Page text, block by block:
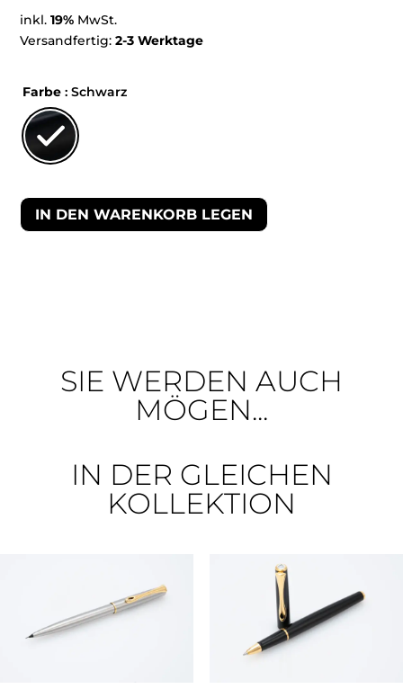
inkl.19% MwSt.
Versandfertig:2-3 Werktage
Farbe : Schwarz
IN DEN WARENKORB LEGEN
SIE WERDEN AUCH
MÖGEN...
IN DER GLEICHEN
KOLLEKTION